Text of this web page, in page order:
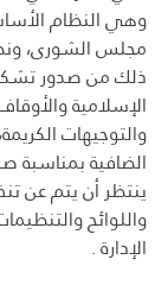
وهي النظام
مجلس الشورى،
ذلك من صدور
الإسلامية
والتوجيهات
الضافية بمناسبة
ينتظر أن يتم عن
واللوائح
الإدارة .